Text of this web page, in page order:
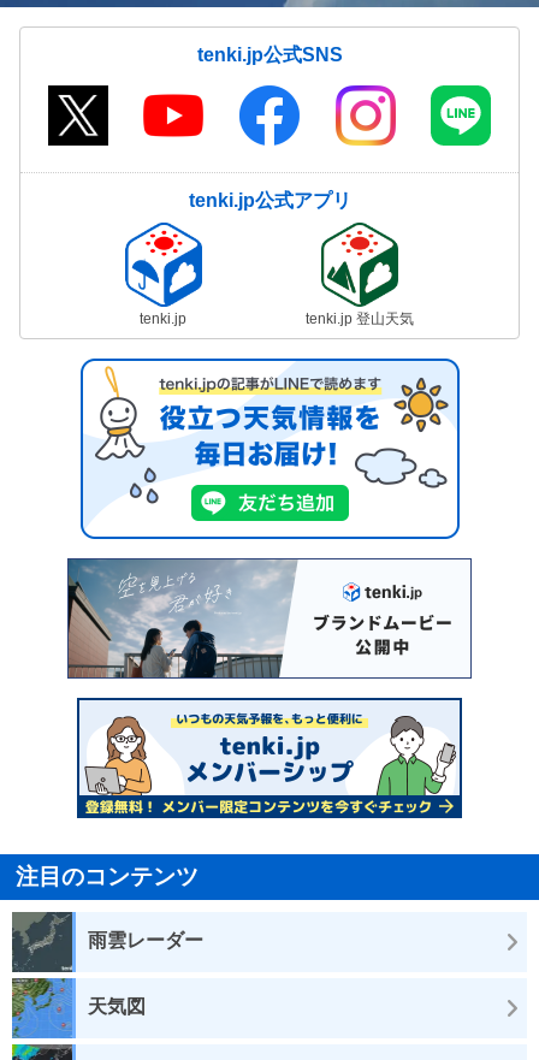
tenki.jp公式SNS
tenki.jp公式アプリ
tenki.jp tenki.jp 登山天気
注目のコンテンツ
雨雲レーダー
天気図